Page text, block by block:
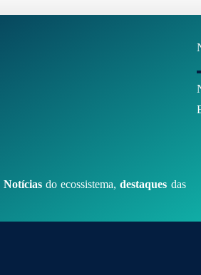
Notíciasdo ecossistema,destaques das